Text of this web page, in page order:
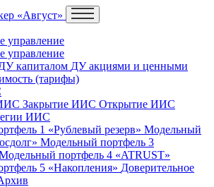
управление
управление
капиталом ДУ акциями и ценными
(тарифы)
Закрытие ИИС Открытие ИИС
ИИС
1 «Рублевый резерв» Модельный
Модельный портфель 3
портфель 4 «ATRUST»
5 «Накопления» Доверительное